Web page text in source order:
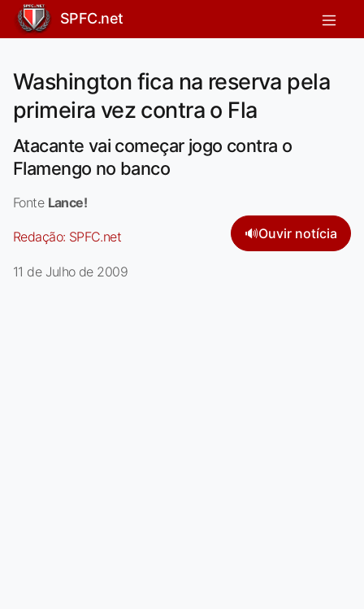
SPFC.net
Washington fica na reserva pela
primeira vez contra o Fla
Atacante vai começar jogo contra o
Flamengo no banco
Fonte Lance!
Redação: SPFC.net 🔊Ouvir notícia
11 de Julho de 2009